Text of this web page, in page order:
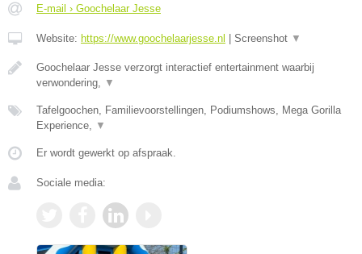
E-mail › Goochelaar Jesse
Website: https://www.goochelaarjesse.nl Screenshot ▼
Goochelaar Jesse verzorgt interactief entertainment waarbij
verwondering, ▼
Tafelgoochen, Familievoorstellingen, Podiumshows, Mega Gorilla
Experience, ▼
Er wordt gewerkt op afspraak.
Sociale media: